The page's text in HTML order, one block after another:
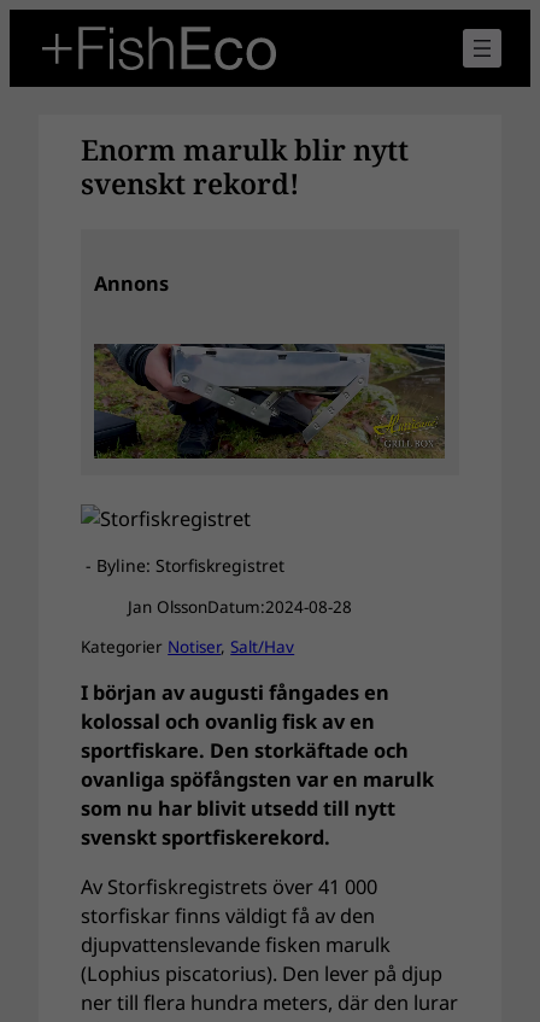
innehåll
Enorm marulk blir nytt
svenskt rekord!
Annons
- Byline: Storfiskregistret
Jan OlssonDatum:2024-08-28
Kategorier Notiser, Salt/Hav
I början av augusti fångades en
kolossal och ovanlig fisk av en
sportfiskare. Den storkäftade och
ovanliga spöfångsten var en marulk
som nu har blivit utsedd till nytt
svenskt sportfiskerekord.
Av Storfiskregistrets över 41 000
storfiskar finns väldigt få av den
djupvattenslevande fisken marulk
(Lophius piscatorius). Den lever på djup
ner till flera hundra meters, där den lurar